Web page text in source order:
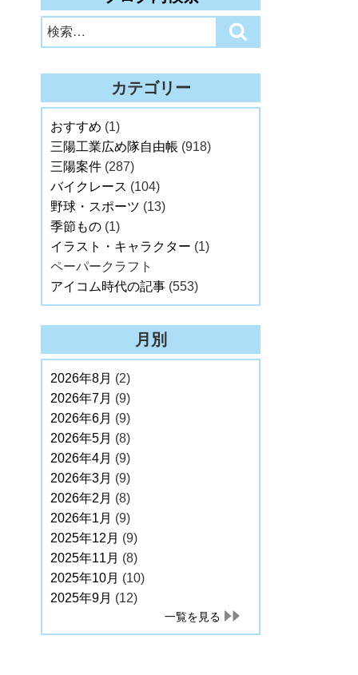
検
索:
索
カテゴリー
おすすめ (1)
三陽工業広め隊自由帳 (918)
三陽案件 (287)
バイクレース (104)
野球・スポーツ (13)
季節もの (1)
イラスト・キャラクター (1)
ペーパークラフト
アイコム時代の記事 (553)
月別
2026年8月 (2)
2026年7月 (9)
2026年6月 (9)
2026年5月 (8)
2026年4月 (9)
2026年3月 (9)
2026年2月 (8)
2026年1月 (9)
2025年12月 (9)
2025年11月 (8)
2025年10月 (10)
2025年9月 (12)
一覧を見る